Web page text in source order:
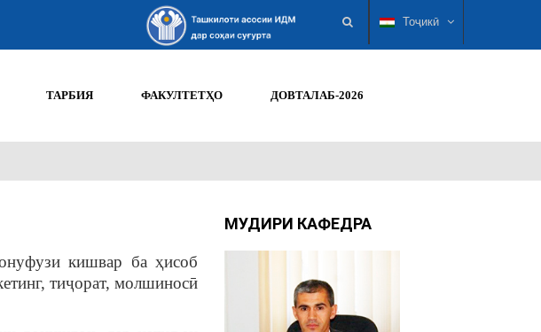
Тоҷикӣ
ТАРБИЯ ФАКУЛТЕТҲО ДОВТАЛАБ-2026
кишвар ба ҳисоб
тиҷорат, молшиносӣ
МУДИРИ КАФЕДРА